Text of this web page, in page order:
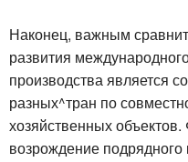
Наконец, важным
развития
производства является
разных^тран по
хозяйственных объектов.
возрождение